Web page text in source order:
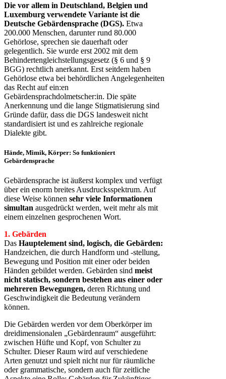
Die vor allem in Deutschland, Belgien und
Luxemburg verwendete Variante ist die
Deutsche Gebärdensprache (DGS). Etwa
200.000 Menschen, darunter rund 80.000
Gehörlose, sprechen sie dauerhaft oder
gelegentlich. Sie wurde erst 2002 mit dem
Behindertengleichstellungsgesetz (§ 6 und § 9
BGG) rechtlich anerkannt. Erst seitdem haben
Gehörlose etwa bei behördlichen Angelegenheiten
das Recht auf ein:en
Gebärdensprachdolmetscher:in. Die späte
Anerkennung und die lange Stigmatisierung sind
Gründe dafür, dass die DGS landesweit nicht
standardisiert ist und es zahlreiche regionale
Dialekte gibt.
Hände, Mimik, Körper: So funktioniert
Gebärdensprache
Gebärdensprache ist äußerst komplex und verfügt
über ein enorm breites Ausdrucksspektrum. Auf
diese Weise können sehr viele Informationen
simultan ausgedrückt werden, weit mehr als mit
einem einzelnen gesprochenen Wort.
1. Gebärden
Das Hauptelement sind, logisch, die Gebärden:
Handzeichen, die durch Handform und -stellung,
Bewegung und Position mit einer oder beiden
Händen gebildet werden. Gebärden sind meist
nicht statisch, sondern bestehen aus einer oder
mehreren Bewegungen, deren Richtung und
Geschwindigkeit die Bedeutung verändern
können.
Die Gebärden werden vor dem Oberkörper im
dreidimensionalen „Gebärdenraum“ ausgeführt:
zwischen Hüfte und Kopf, von Schulter zu
Schulter. Dieser Raum wird auf verschiedene
Arten genutzt und spielt nicht nur für räumliche
oder grammatische, sondern auch für zeitliche